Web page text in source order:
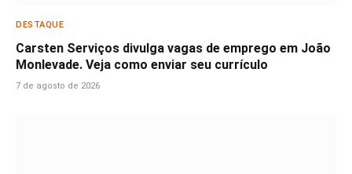
DESTAQUE
Carsten Serviços divulga vagas de emprego em João
Monlevade. Veja como enviar seu currículo
7 de agosto de 2026